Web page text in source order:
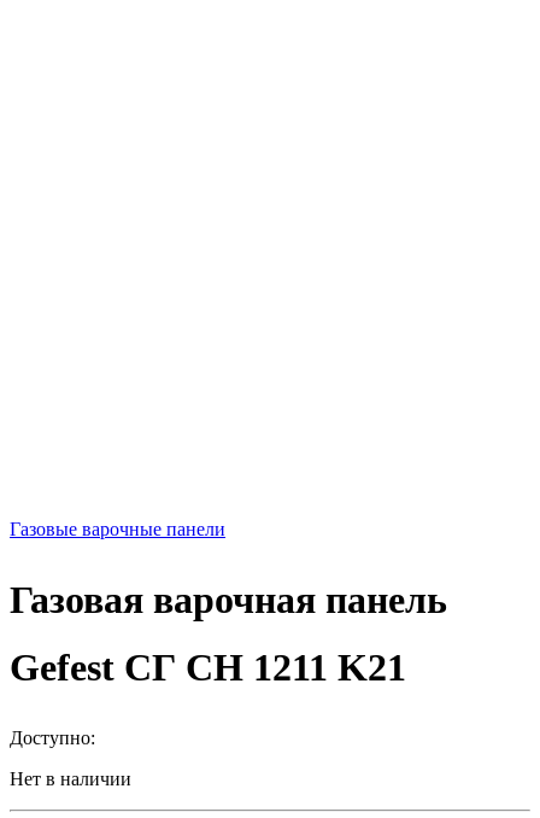
Газовые варочные панели
Газовая варочная панель
Gefest СГ СН 1211 K21
Доступно:
Нет в наличии